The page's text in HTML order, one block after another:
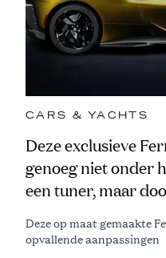
CARS & YACHTS
Deze exclusieve
genoeg niet onder
een tuner, maar
Deze op maat gemaakte
opvallende aanpassingen